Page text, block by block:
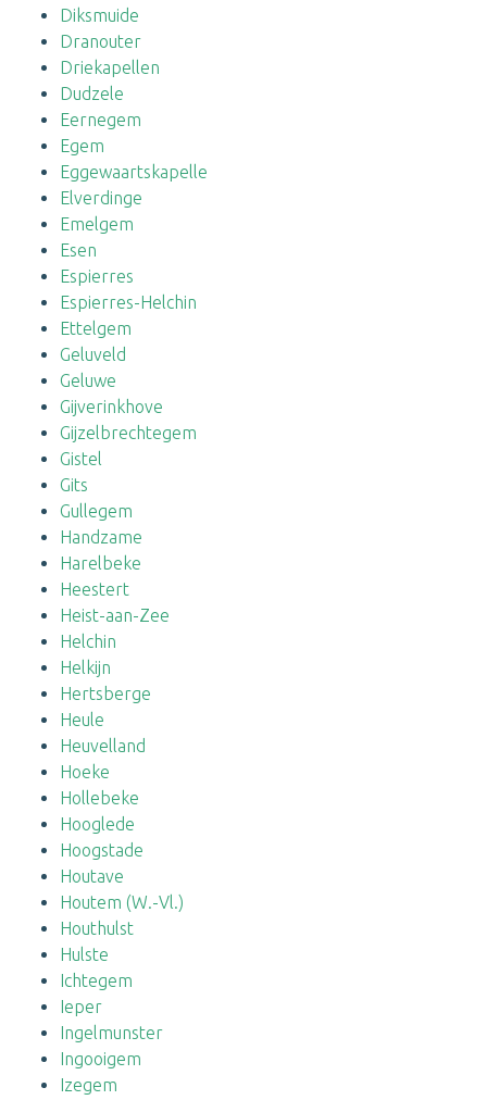
Diksmuide
Dranouter
Driekapellen
Dudzele
Eernegem
Egem
Eggewaartskapelle
Elverdinge
Emelgem
Esen
Espierres
Espierres-Helchin
Ettelgem
Geluveld
Geluwe
Gijverinkhove
Gijzelbrechtegem
Gistel
Gits
Gullegem
Handzame
Harelbeke
Heestert
Heist-aan-Zee
Helchin
Helkijn
Hertsberge
Heule
Heuvelland
Hoeke
Hollebeke
Hooglede
Hoogstade
Houtave
Houtem (W.-Vl.)
Houthulst
Hulste
Ichtegem
Ieper
Ingelmunster
Ingooigem
Izegem